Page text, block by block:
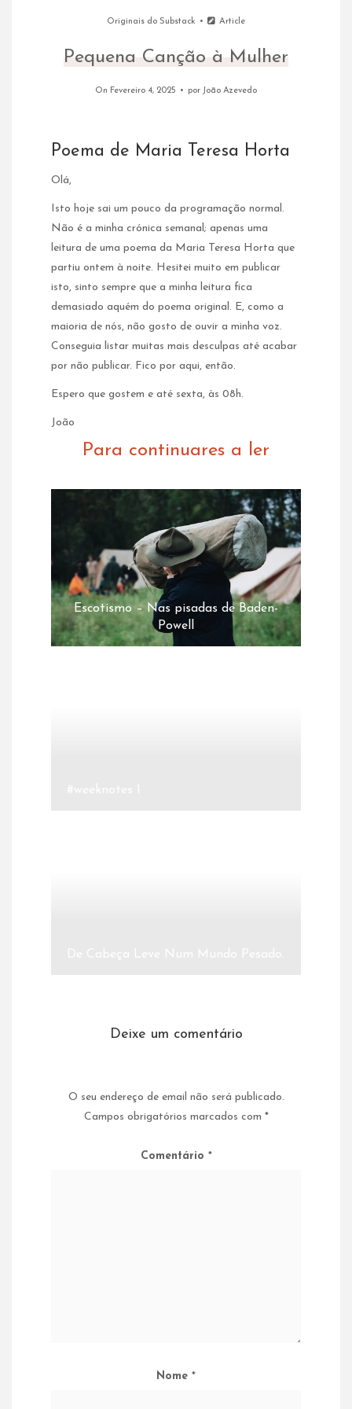
Originais do Substack Article
Pequena Canção à Mulher
On Fevereiro 4, 2025 por João Azevedo
Poema de Maria Teresa Horta
Olá,
Isto hoje sai um pouco da programação normal.
Não é a minha crónica semanal; apenas uma
leitura de uma poema da Maria Teresa Horta que
partiu ontem à noite. Hesitei muito em publicar
isto, sinto sempre que a minha leitura fica
demasiado aquém do poema original. E, como a
maioria de nós, não gosto de ouvir a minha voz.
Conseguia listar muitas mais desculpas até acabar
por não publicar. Fico por aqui, então.
Espero que gostem e até sexta, às 08h.
João
Para continuares a ler
Escotismo – Nas pisadas de Baden-
Powell
Deixe um comentário
O seu endereço de email não será publicado.
Campos obrigatórios marcados com *
Comentário *
Nome *